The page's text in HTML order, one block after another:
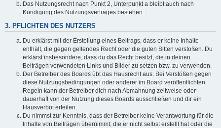
Das Nutzungsrecht nach Punkt 2, Unterpunkt a bleibt auch nach
Kündigung des Nutzungsvertrages bestehen.
3. PFLICHTEN DES NUTZERS
Du erklärst mit der Erstellung eines Beitrags, dass er keine Inhalte
enthält, die gegen geltendes Recht oder die guten Sitten verstoßen. Du
erklärst insbesondere, dass du das Recht besitzt, die in deinen
Beiträgen verwendeten Links und Bilder zu setzen bzw. zu verwenden.
Der Betreiber des Boards übt das Hausrecht aus. Bei Verstößen gegen
diese Nutzungsbedingungen oder anderer im Board veröffentlichten
Regeln kann der Betreiber dich nach Abmahnung zeitweise oder
dauerhaft von der Nutzung dieses Boards ausschließen und dir ein
Hausverbot erteilen.
Du nimmst zur Kenntnis, dass der Betreiber keine Verantwortung für die
Inhalte von Beiträgen übernimmt, die er nicht selbst erstellt hat oder die